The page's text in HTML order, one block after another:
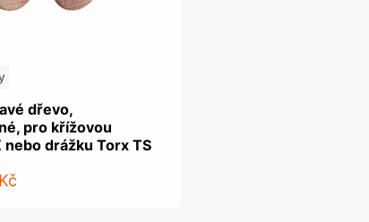
dřevo,
pro křížovou
nebo drážku Torx TS